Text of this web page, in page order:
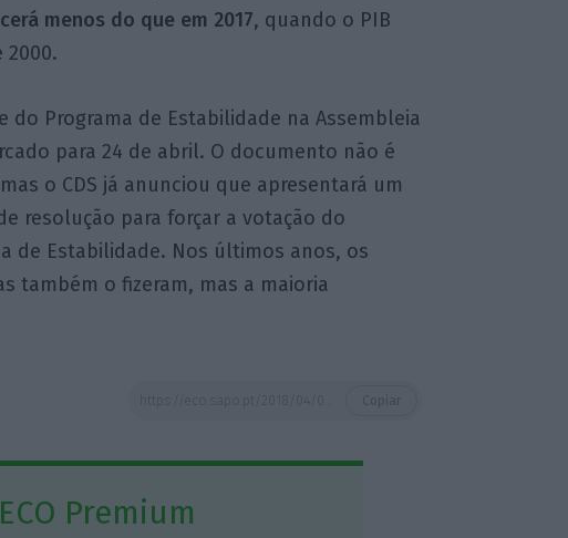
menos do que em 2017, quando o PIB
2000.
do Programa de Estabilidade na Assembleia
para 24 de abril. O documento não é
o CDS já anunciou que apresentará um
resolução para forçar a votação do
de Estabilidade. Nos últimos anos, os
também o fizeram, mas a maioria
Premium